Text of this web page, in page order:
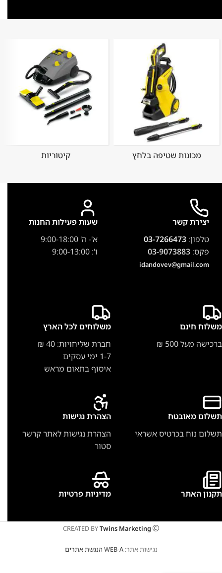
מכונות שטיפה בלחץ קיטוריות
יצירת קשר
טלפון:03-7266473
פקס:03-9073883
idandovev@gmail.com
שעות פעילות החנות
א'- ה' 9:00-18:00
ו': 9:00-13:00
משלוח חינם
ברכישה מעל 500 ₪
משלוחים לכל הארץ
חברת שליחויות: 40 ₪
1-7 ימי עסקים
איסוף בתאום מראש
תשלום מאובטח
תשלום נוח בכרטיס אשראי
הצהרת נגישות
הצהרת נגישות לאתר קרשר
סטור
תקנון האתר מדיניות פרטיות
CREATED BYTwins Marketing
נגישות אתר:WEB-A הנגשת אתרים